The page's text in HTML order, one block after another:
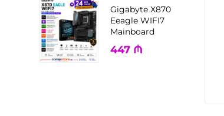
Gigabyte X870
Eeagle WIFI7
Mainboard
447 ₼